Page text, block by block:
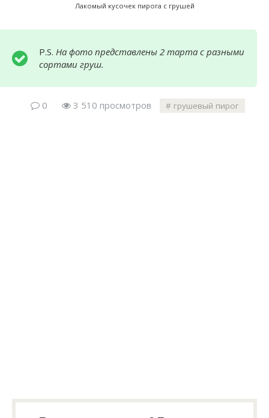
Лакомый кусочек пирога с грушей
P.S. На фото представлены 2 тарта с разными
сортами груш.
0 3 510 просмотров грушевый пирог